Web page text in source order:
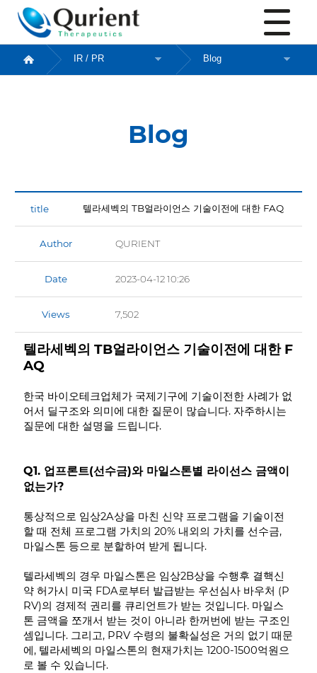
Blog
Blog
텔라세벡의 TB얼라이언스 기술이전에 대한 FAQ
Author QURIENT
Date 2023-04-12 10:26
Views 7,502
텔라세벡의 TB얼라이언스 기술이전에 대한 F
AQ
한국 바이오테크업체가 국제기구에 기술이전한 사례가 없
어서 딜구조와 의미에 대한 질문이 많습니다. 자주하시는
질문에 대한 설명을 드립니다.
Q1. 업프론트(선수금)와 마일스톤별 라이선스 금액이
없는가?
통상적으로 임상2A상을 마친 신약 프로그램을 기술이전
할 때 전체 프로그램 가치의 20% 내외의 가치를 선수금,
마일스톤 등으로 분할하여 받게 됩니다.
텔라세벡의 경우 마일스톤은 임상2B상을 수행후 결핵신
약 허가시 미국 FDA로부터 발급받는 우선심사 바우처 (P
RV)의 경제적 권리를 큐리언트가 받는 것입니다. 마일스
톤 금액을 쪼개서 받는 것이 아니라 한꺼번에 받는 구조인
셈입니다. 그리고, PRV 수령의 불확실성은 거의 없기 때문
에, 텔라세벡의 마일스톤의 현재가치는 1200-1500억원으
로 볼 수 있습니다.